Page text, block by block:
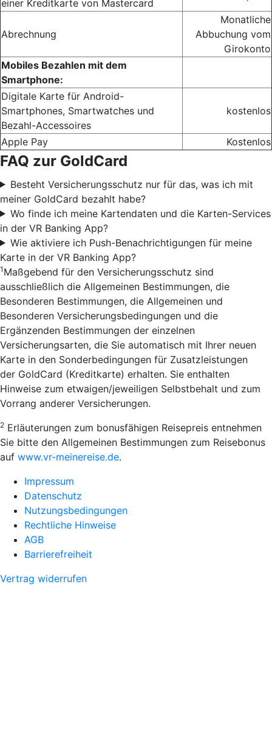
einer Kreditkarte von Mastercard
Abrechnung
Monatliche
Abbuchung vom
Girokonto
Mobiles Bezahlen mit dem
Smartphone:
Digitale Karte für Android-
Smartphones, Smartwatches und
Bezahl-Accessoires
kostenlos
Apple Pay Kostenlos
FAQ zur GoldCard
Besteht Versicherungsschutz nur für das, was ich mit
meiner GoldCard bezahlt habe?
Wo finde ich meine Kartendaten und die Karten-Services
in der VR Banking App?
Wie aktiviere ich Push-Benachrichtigungen für meine
Karte in der VR Banking App?
1 Maßgebend für den Versicherungsschutz sind
ausschließlich die Allgemeinen Bestimmungen, die
Besonderen Bestimmungen, die Allgemeinen und
Besonderen Versicherungsbedingungen und die
Ergänzenden Bestimmungen der einzelnen
Versicherungsarten, die Sie automatisch mit Ihrer neuen
Karte in den Sonderbedingungen für Zusatzleistungen
der GoldCard (Kreditkarte) erhalten. Sie enthalten
Hinweise zum etwaigen/jeweiligen Selbstbehalt und zum
Vorrang anderer Versicherungen.
2 Erläuterungen zum bonusfähigen Reisepreis entnehmen
Sie bitte den Allgemeinen Bestimmungen zum Reisebonus
auf www.vr-meinereise.de.
Impressum
Datenschutz
Nutzungsbedingungen
Rechtliche Hinweise
AGB
Barrierefreiheit
Vertrag widerrufen